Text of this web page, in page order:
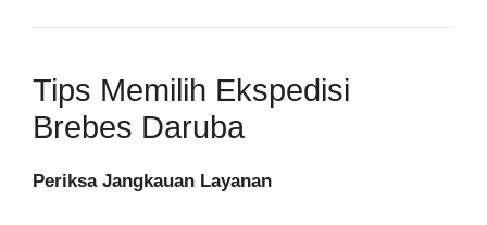
Tips Memilih Ekspedisi
Brebes Daruba
Periksa Jangkauan Layanan